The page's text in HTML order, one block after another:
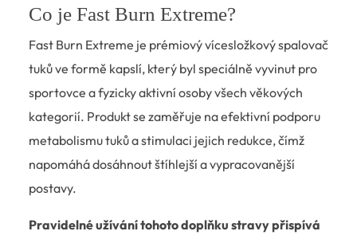
Co je Fast Burn Extreme?
Fast Burn Extreme je prémiový vícesložkový spalovač
tuků ve formě kapslí, který byl speciálně vyvinut pro
sportovce a fyzicky aktivní osoby všech věkových
kategorií. Produkt se zaměřuje na efektivní podporu
metabolismu tuků a stimulaci jejich redukce, čímž
napomáhá dosáhnout štíhlejší a vypracovanější
postavy.
Pravidelné užívání tohoto doplňku stravy přispívá